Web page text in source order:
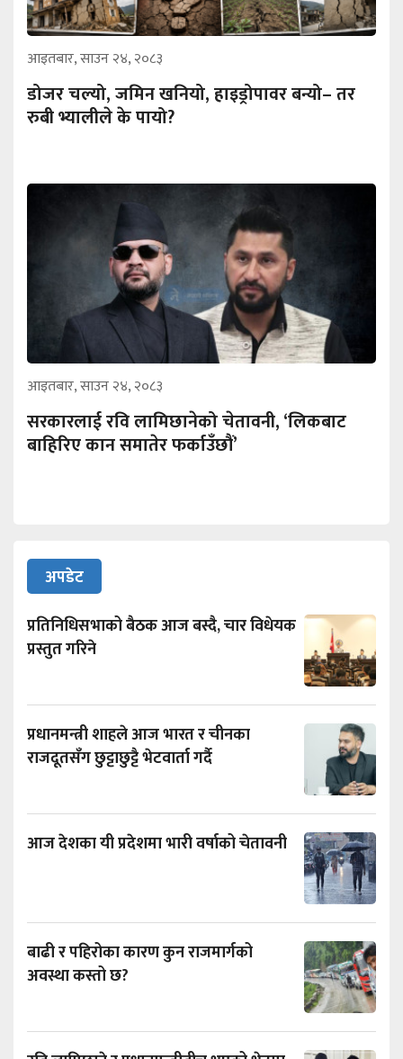
आइतबार, साउन २४, २०८३
डोजर चल्यो, जमिन खनियो, हाइड्रोपावर बन्यो– तर
रुबी भ्यालीले के पायो?
आइतबार, साउन २४, २०८३
सरकारलाई रवि लामिछानेको चेतावनी, ‘लिकबाट
बाहिरिए कान समातेर फर्काउँछौं’
अपडेट
प्रतिनिधिसभाको बैठक आज बस्दै, चार विधेयक
प्रस्तुत गरिने
प्रधानमन्त्री शाहले आज भारत र चीनका
राजदूतसँग छुट्टाछुट्टै भेटवार्ता गर्दै
आज देशका यी प्रदेशमा भारी वर्षाको चेतावनी
बाढी र पहिरोका कारण कुन राजमार्गको
अवस्था कस्तो छ?